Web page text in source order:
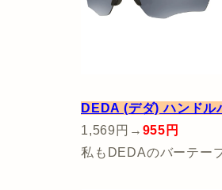
DEDA (デダ) ハンドル
1,569円→ 955円
私もDEDAのバーテー